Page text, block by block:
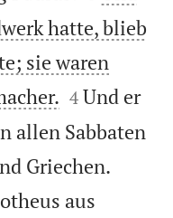
hatte, blieb
sie waren


4 Und er
allen Sabbaten
Griechen.
aus